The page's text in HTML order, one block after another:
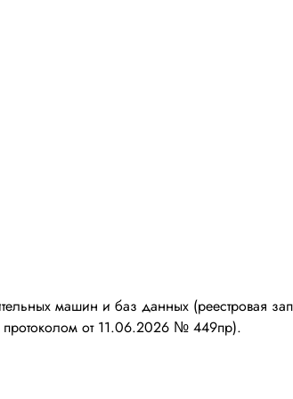
машин и баз данных (реестровая
протоколом от 11.06.2026 № 449пр).